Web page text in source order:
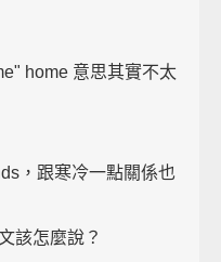
home 意思其實不太
，跟寒冷一點關係也
該怎麼說？